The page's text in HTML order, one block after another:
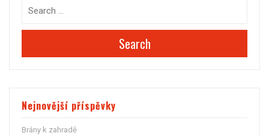
Search
Nejnovější příspěvky
Brány k zahradě